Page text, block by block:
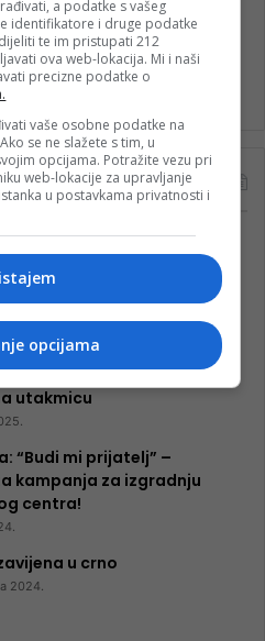
je ergela ŠUTALO – prvi
brdskih konja u ovom dijelu…
u posljednje 22 godine imao
Igmana iznenadili
cvijećem i besplatnim
utakmicu
“Budi mi prijatelj” –
kampanja za izgradnju
centra!
u crno
2024.
a podatke s vašeg
identifikatore i druge podatke
te im pristupati 212
ova web-lokacija. Mi i naši
precizne podatke o
vaše osobne podatke na
se ne slažete s tim, u
opcijama. Potražite vezu pri
web-lokacije za upravljanje
u postavkama privatnosti i
opcijama